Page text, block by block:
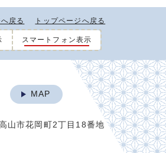
戻る トップページへ戻る
スマートフォン表示
MAP
山市花岡町2丁目18番地